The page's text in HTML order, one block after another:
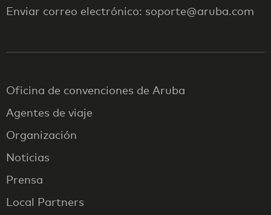
Enviar correo electrónico: soporte@aruba.com
Oficina de convenciones de Aruba
Agentes de viaje
Organización
Noticias
Prensa
Local Partners